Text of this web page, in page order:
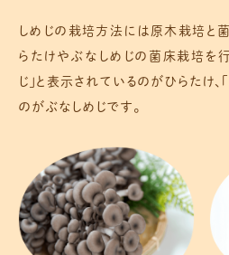
しめじの栽培方法には原木栽培と
らたけやぶなしめじの菌床栽培を
じ」と表示されているのがひらたけ、
のがぶなしめじです。